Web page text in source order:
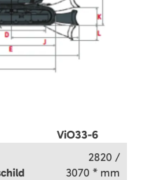
ViO33-6
2820 /
3070 * mm